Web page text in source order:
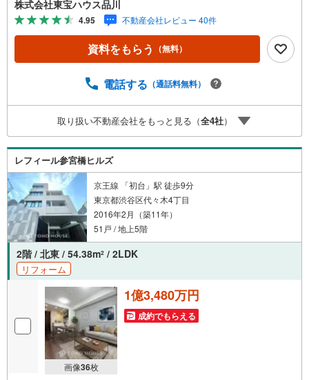
物件ご成約キャンペーン」の対象になります。「資料をも
らう」「見学予約をする」ボタンからお問い合わせくださ
い。※必ずYahoo！ JAPAN IDでログインしてください。※P
ayPayボーナスライトは出金と譲渡はできません。ご案
問い合わせも常時受け付けております！お気軽にお問い合
株式会社東宝ハウス品川
4.95 不動産会社レビュー 40件
資料をもらう （無料）
電話する （通話料無料）
取り扱い不動産会社をもっと見る（全4社）
レフィール参宮橋ヒルズ
京王線 「初台」駅 徒歩9分
東京都渋谷区代々木4丁目
2016年2月（築11年）
51戸 / 地上5階
2階 / 北東 / 54.38m2 / 2LDK
リフォーム
画像36枚
1億3,480万円
成約でもらえる